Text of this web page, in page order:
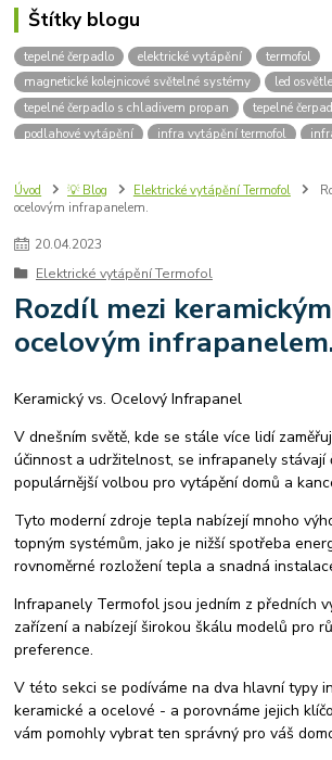
Štítky blogu
tepelné čerpadlo elektrické vytápění
termofol
magnetické kolejnicové světelné systémy
led
tepelné čerpadlo s chladivem propan
tepelné
podlahové vytápění
infra vytápění termofol
kotle na uhlí
kotle na pelety
instalace
uhlíkové fólie
topné fólie
infrapanel
tepelná čerpadla ehpa
tepelné čerpadlo
Tepelné čerpadlo R290
tepelná čerpadla prodej
ekologické kotle
5. emisní třída kotle po 2024
výměna kotle
instalace podlahového vytápění
teplovodní podlahové topení
montáž podlahového
Úvod 💡 Blog Elektrické vytápění Termofol
ocelovým infrapanelem.
20.04.2023
Elektrické vytápění Termofol
Rozdíl mezi
ocelovým
Keramický vs. Ocelový Infrapanel
V dnešním světě, kde se stále více lidí
účinnost a udržitelnost, se infrapanely stávají
populárnější volbou pro vytápění domů a
Tyto moderní zdroje tepla nabízejí mnoho
topným systémům, jako je nižší spotřeba
rovnoměrné rozložení tepla a snadná
Infrapanely Termofol jsou jedním z předních
zařízení a nabízejí širokou škálu modelů pro
preference.
V této sekci se podíváme na dva hlavní typy
keramické a ocelové - a porovnáme jejich
vám pomohly vybrat ten správný pro váš